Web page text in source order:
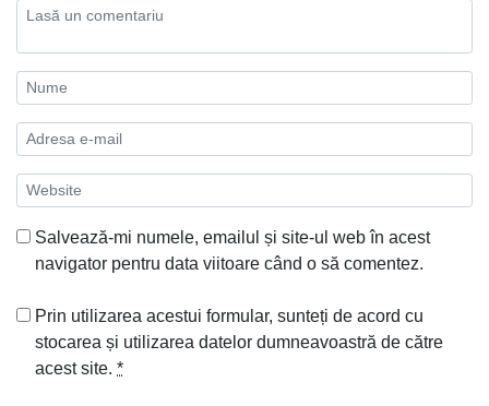
Salvează-mi numele, emailul și site-ul web în acest
navigator pentru data viitoare când o să comentez.
Prin utilizarea acestui formular, sunteți de acord cu
stocarea și utilizarea datelor dumneavoastră de către
acest site. *